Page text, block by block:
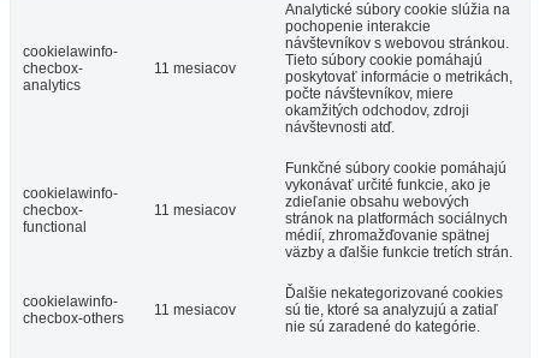
cookielawinfo-
checbox-
analytics
11 mesiacov
Analytické súbory cookie slúžia na
pochopenie interakcie
návštevníkov s webovou stránkou.
Tieto súbory cookie pomáhajú
poskytovať informácie o metrikách,
počte návštevníkov, miere
okamžitých odchodov, zdroji
návštevnosti atď.
cookielawinfo-
checbox-
functional
11 mesiacov
Funkčné súbory cookie pomáhajú
vykonávať určité funkcie, ako je
zdieľanie obsahu webových
stránok na platformách sociálnych
médií, zhromažďovanie spätnej
väzby a ďalšie funkcie tretích strán.
cookielawinfo-
checbox-others
11 mesiacov
Ďalšie nekategorizované cookies
sú tie, ktoré sa analyzujú a zatiaľ
nie sú zaradené do kategórie.